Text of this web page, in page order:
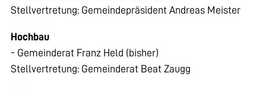
Stellvertretung: Gemeindepräsident Andreas Meister
Hochbau
- Gemeinderat Franz Held (bisher)
Stellvertretung: Gemeinderat Beat Zaugg